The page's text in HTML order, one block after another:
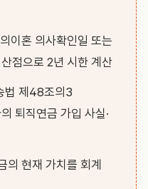
이혼 의사확인일 또는
점으로 2년 시한 계산
법 제48조의3
퇴직연금 가입 사실·
현재 가치를 회계